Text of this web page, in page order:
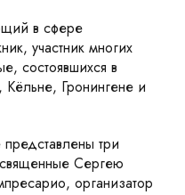
в сфере
участник многих
состоявшихся в
Гронингене и
три
Сергею
организатор